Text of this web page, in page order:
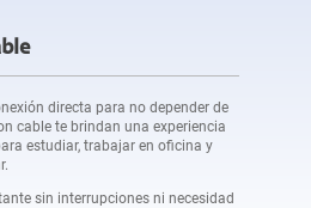
directa para no depender de
cable te brindan una experiencia
estudiar, trabajar en oficina y
sin interrupciones ni necesidad